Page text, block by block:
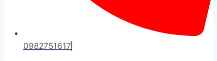
0982751617